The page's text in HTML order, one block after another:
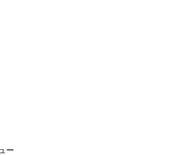
ー